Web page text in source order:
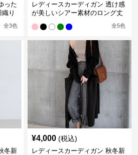
った
り
全3色
レディースカーディガン 透け感
が美しいシアー素材のロング丈
全5色
冬新
¥4,000 (税込)
レディースカーディガン 秋冬新